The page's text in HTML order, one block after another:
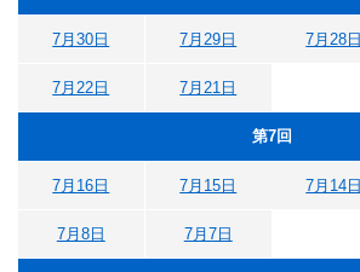
7月30日 7月29日 7月28日
7月22日 7月21日
第7回
7月16日 7月15日 7月14日
7月8日 7月7日